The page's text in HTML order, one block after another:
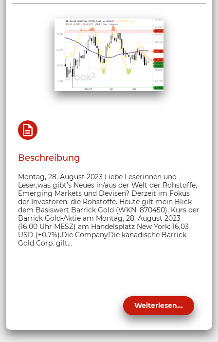
Beschreibung
Montag, 28. August 2023 Liebe Leserinnen und
Leser,was gibt’s Neues in/aus der Welt der Rohstoffe,
Emerging Markets und Devisen? Derzeit im Fokus
der Investoren: die Rohstoffe. Heute gilt mein Blick
dem Basiswert Barrick Gold (WKN: 870450). Kurs der
Barrick Gold-Aktie am Montag, 28. August 2023
(16:00 Uhr MESZ) am Handelsplatz New York: 16,03
USD (+0,7%).Die CompanyDie kanadische Barrick
Gold Corp. gilt...
Weiterlesen...